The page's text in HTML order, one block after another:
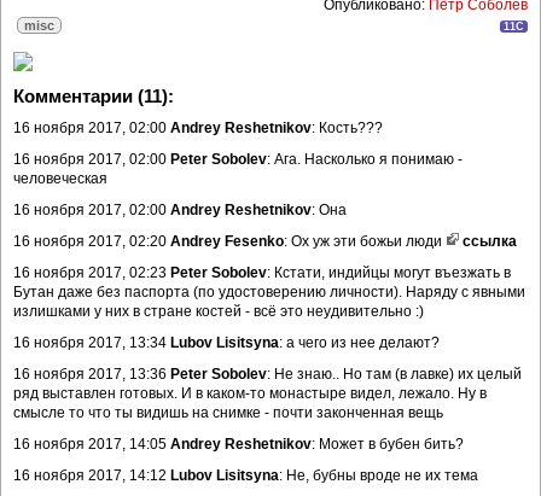
Опубликовано: Пётр Соболев
misc 11C
Комментарии (11):
16 ноября 2017, 02:00 Andrey Reshetnikov: Кость???
16 ноября 2017, 02:00 Peter Sobolev: Ага. Насколько я понимаю -
человеческая
16 ноября 2017, 02:00 Andrey Reshetnikov: Она
16 ноября 2017, 02:20 Andrey Fesenko: Ох уж эти божьи люди
ссылка
16 ноября 2017, 02:23 Peter Sobolev: Кстати, индийцы могут въезжать в
Бутан даже без паспорта (по удостоверению личности). Наряду с явными
излишками у них в стране костей - всё это неудивительно :)
16 ноября 2017, 13:34 Lubov Lisitsyna: а чего из нее делают?
16 ноября 2017, 13:36 Peter Sobolev: Не знаю.. Но там (в лавке) их целый
ряд выставлен готовых. И в каком-то монастыре видел, лежало. Ну в
смысле то что ты видишь на снимке - почти законченная вещь
16 ноября 2017, 14:05 Andrey Reshetnikov: Может в бубен бить?
16 ноября 2017, 14:12 Lubov Lisitsyna: Не, бубны вроде не их тема